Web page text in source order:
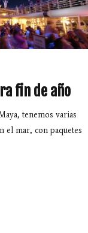
fin de año
tenemos varias
el mar, con paquetes